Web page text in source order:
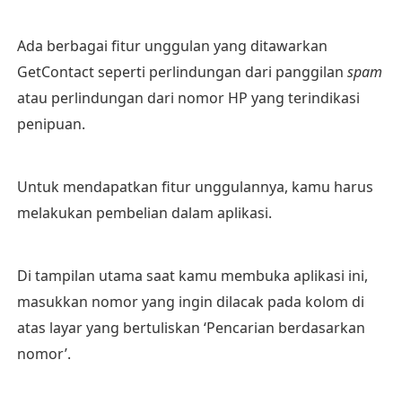
Ada berbagai fitur unggulan yang ditawarkan
GetContact seperti perlindungan dari panggilan spam
atau perlindungan dari nomor HP yang terindikasi
penipuan.
Untuk mendapatkan fitur unggulannya, kamu harus
melakukan pembelian dalam aplikasi.
Di tampilan utama saat kamu membuka aplikasi ini,
masukkan nomor yang ingin dilacak pada kolom di
atas layar yang bertuliskan ‘Pencarian berdasarkan
nomor’.